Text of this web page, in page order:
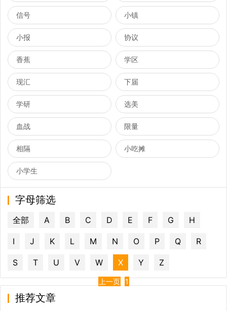
信号 小镇
小报 协议
香蕉 学区
现汇 下届
学研 选美
血战 限量
相隔 小吃摊
小学生
字母筛选
全部 A B C D E F G H
I J K L M N O P Q R
S T U V W X Y Z
上一页 1
推荐文章